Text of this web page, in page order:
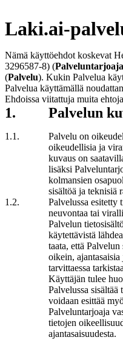
Laki.ai-
Nämä käyttöehdot koskevat
3296587-8) (Palveluntarjoaja
(Palvelu). Kukin Palvelua
Palvelua käyttämällä
Ehdoissa viitattuja muita
1. Palvelun
1.1.
Palvelu on
oikeudellisia ja
kuvaus on
lisäksi
kolmansien
sisältöä ja teknisiä
1.2.
Palvelussa esitetty
neuvontaa tai
Palvelun
käytettävistä
taata, että
oikein,
tarvittaessa
Käyttäjän tulee
Palvelussa
voidaan esittää
Palveluntarjoaja
tietojen
ajantasaisuudesta.